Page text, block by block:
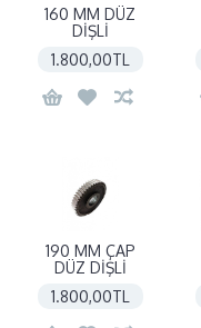
160 MM DÜZ
DİŞLİ
1.800,00TL
190 MM ÇAP
DÜZ DİŞLİ
1.800,00TL